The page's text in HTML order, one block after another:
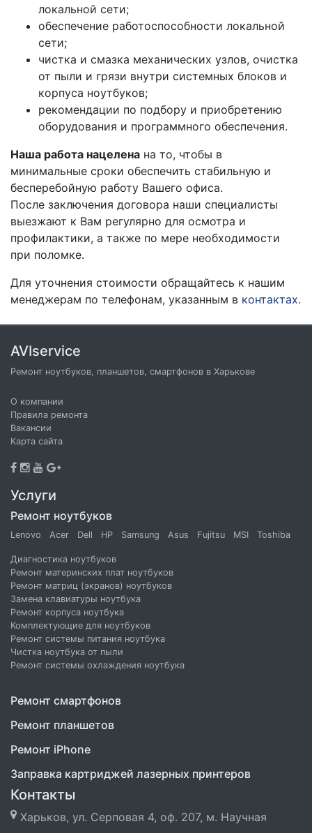
локальной сети;
обеспечение работоспособности локальной
сети;
чистка и смазка механических узлов, очистка
от пыли и грязи внутри системных блоков и
корпуса ноутбуков;
рекомендации по подбору и приобретению
оборудования и программного обеспечения.
Наша работа нацелена на то, чтобы в
минимальные сроки обеспечить стабильную и
бесперебойную работу Вашего офиса.
После заключения договора наши специалисты
выезжают к Вам регулярно для осмотра и
профилактики, а также по мере необходимости
при поломке.
Для уточнения стоимости обращайтесь к нашим
менеджерам по телефонам, указанным в контактах.
AVIservice
Ремонт ноутбуков, планшетов, смартфонов в Харькове
О компании
Правила ремонта
Вакансии
Карта сайта
Услуги
Ремонт ноутбуков
Lenovo Acer Dell HP Samsung Asus Fujitsu MSI Toshiba
Диагностика ноутбуков
Ремонт материнских плат ноутбуков
Ремонт матриц (экранов) ноутбуков
Замена клавиатуры ноутбука
Ремонт корпуса ноутбука
Комплектующие для ноутбуков
Ремонт системы питания ноутбука
Чистка ноутбука от пыли
Ремонт системы охлаждения ноутбука
Ремонт смартфонов
Ремонт планшетов
Ремонт iPhone
Заправка картриджей лазерных принтеров
Контакты
Харьков, ул. Серповая 4, оф. 207, м. Научная